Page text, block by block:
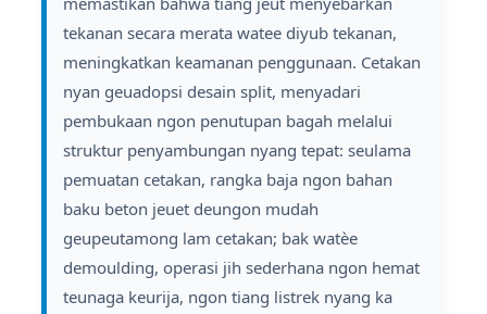
tekanan secara merata watee diyub tekanan,
meningkatkan keamanan penggunaan. Cetakan
nyan geuadopsi desain split, menyadari
pembukaan ngon penutupan bagah melalui
struktur penyambungan nyang tepat: seulama
pemuatan cetakan, rangka baja ngon bahan
baku beton jeuet deungon mudah
geupeutamong lam cetakan; bak watèe
demoulding, operasi jih sederhana ngon hemat
teunaga keurija, ngon tiang listrek nyang ka